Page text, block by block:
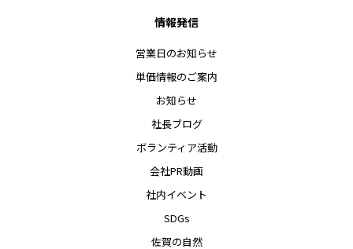
情報発信
営業日のお知らせ
単価情報のご案内
お知らせ
社長ブログ
ボランティア活動
会社PR動画
社内イベント
SDGs
佐賀の自然